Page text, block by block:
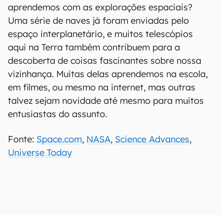
aprendemos com as explorações espaciais?
Uma série de naves já foram enviadas pelo
espaço interplanetário, e muitos telescópios
aqui na Terra também contribuem para a
descoberta de coisas fascinantes sobre nossa
vizinhança. Muitas delas aprendemos na escola,
em filmes, ou mesmo na internet, mas outras
talvez sejam novidade até mesmo para muitos
entusiastas do assunto.
Fonte: Space.com, NASA, Science Advances,
Universe Today